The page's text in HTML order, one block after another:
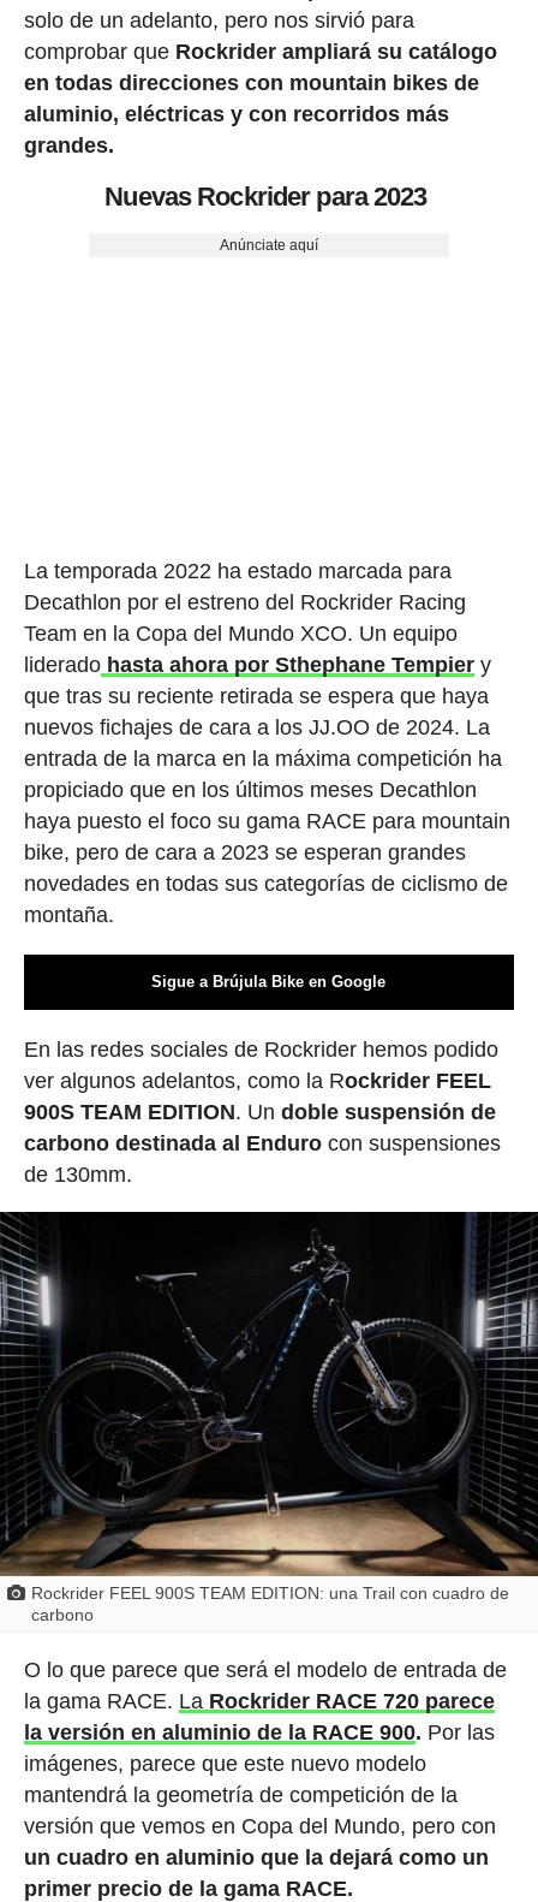
solo de un adelanto, pero nos sirvió para
comprobar que Rockrider ampliará su catálogo
en todas direcciones con mountain bikes de
aluminio, eléctricas y con recorridos más
grandes.
Nuevas Rockrider para 2023
Anúnciate aquí
La temporada 2022 ha estado marcada para
Decathlon por el estreno del Rockrider Racing
Team en la Copa del Mundo XCO. Un equipo
lideradohasta ahora por Sthephane Tempiery
que tras su reciente retirada se espera que haya
nuevos fichajes de cara a los JJ.OO de 2024. La
entrada de la marca en la máxima competición ha
propiciado que en los últimos meses Decathlon
haya puesto el foco su gama RACE para mountain
bike, pero de cara a 2023 se esperan grandes
novedades en todas sus categorías de ciclismo de
montaña.
Sigue a Brújula Bike en Google
En las redes sociales de Rockrider hemos podido
ver algunos adelantos, como la Rockrider FEEL
900S TEAM EDITION. Un doble suspensión de
carbono destinada al Enduro con suspensiones
de 130mm.
Rockrider FEEL 900S TEAM EDITION: una Trail con cuadro de
carbono
O lo que parece que será el modelo de entrada de
la gama RACE. La Rockrider RACE 720 parece
la versión en aluminio de la RACE 900. Por las
imágenes, parece que este nuevo modelo
mantendrá la geometría de competición de la
versión que vemos en Copa del Mundo, pero con
un cuadro en aluminio que la dejará como un
primer precio de la gama RACE.